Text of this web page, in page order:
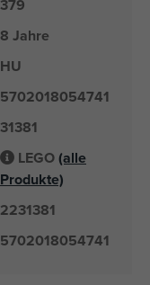
379
8 Jahre
HU
5702018054741
31381
LEGO(alle
Produkte)
2231381
5702018054741